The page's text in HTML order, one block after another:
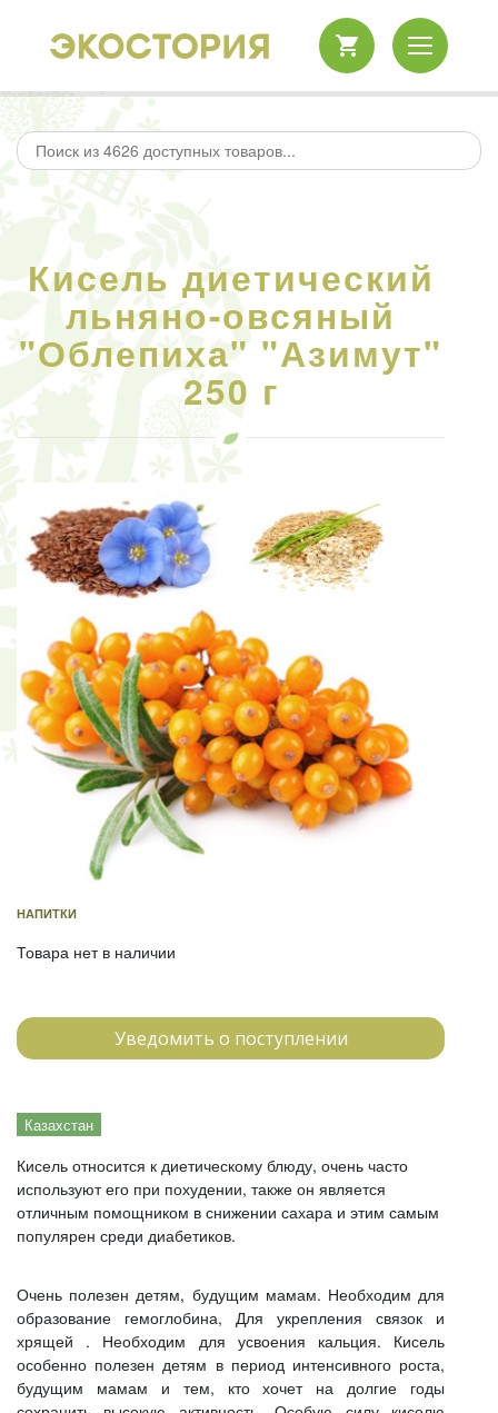
Кисель диетический
льняно-овсяный
"Облепиха" "Азимут"
250 г
НАПИТКИ
Товара нет в наличии
Уведомить о поступлении
Казахстан
Кисель относится к диетическому блюду, очень часто
используют его при похудении, также он является
отличным помощником в снижении сахара и этим самым
популярен среди диабетиков.
Очень полезен детям, будущим мамам. Необходим для
образование гемоглобина, Для укрепления связок и
хрящей . Необходим для усвоения кальция. Кисель
особенно полезен детям в период интенсивного роста,
будущим мамам и тем, кто хочет на долгие годы